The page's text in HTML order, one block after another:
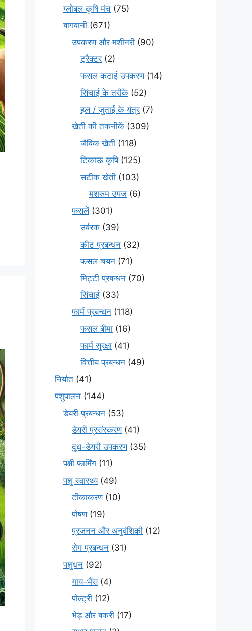
ग्लोबल कृषि मंच (75)
बागवानी (671)
उपकरण और मशीनरी (90)
ट्रैक्टर(2)
फसल कटाई उपकरण(14)
सिंचाई के तरीके (52)
हल / जुताई के यंत्र(7)
खेती की तकनीकें (309)
जैविक खेती (118)
टिकाऊ कृषि(125)
सटीक खेती (103)
मशरुम उपज (6)
फसलें(301)
उर्वरक (39)
कीट प्रबन्धन (32)
फसल चयन (71)
मि‌ट्टी प्रबन्धन (70)
सिंचाई (33)
फार्म प्रबन्धन (118)
फसल बीमा (16)
फार्म सुरक्षा (41)
वित्तीय प्रबन्धन (49)
निर्यात (41)
पशुपालन (144)
डेयरी प्रबन्धन (53)
डेयरी प्रसंस्करण(41)
दूध-डेयरी उपकरण(35)
पक्षी फार्मिंग (11)
पशु स्वास्थ्य(49)
टीकाकरण(10)
पोषण(19)
प्रजनन और अनुवंशिकी (12)
रोग प्रबन्धन (31)
पशुधन (92)
गाय-भैंस(4)
पोल्ट्री (12)
भेड़ और बकरी (17)